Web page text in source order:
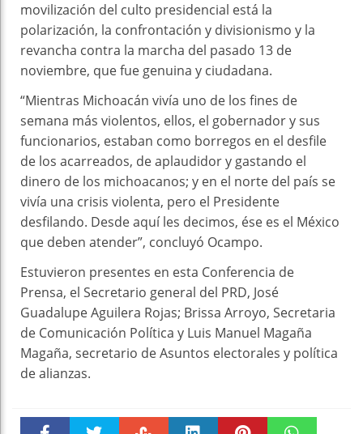
movilización del culto presidencial está la
polarización, la confrontación y divisionismo y la
revancha contra la marcha del pasado 13 de
noviembre, que fue genuina y ciudadana.
“Mientras Michoacán vivía uno de los fines de
semana más violentos, ellos, el gobernador y sus
funcionarios, estaban como borregos en el desfile
de los acarreados, de aplaudidor y gastando el
dinero de los michoacanos; y en el norte del país se
vivía una crisis violenta, pero el Presidente
desfilando. Desde aquí les decimos, ése es el México
que deben atender”, concluyó Ocampo.
Estuvieron presentes en esta Conferencia de
Prensa, el Secretario general del PRD, José
Guadalupe Aguilera Rojas; Brissa Arroyo, Secretaria
de Comunicación Política y Luis Manuel Magaña
Magaña, secretario de Asuntos electorales y política
de alianzas.